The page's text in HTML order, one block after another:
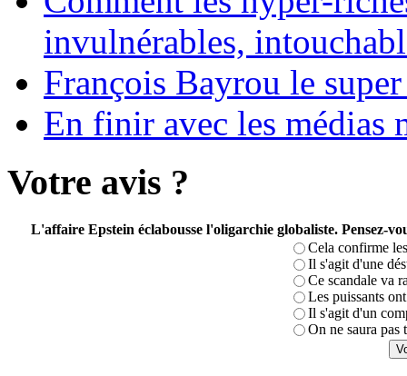
invulnérables,
François Bayrou le
En finir avec les médias
Votre avis ?
L'affaire Epstein éclabousse l'oligarchie globaliste. Pensez-
Cela confirme
Il s'agit d'une
Ce scandale va
Les puissants
Il s'agit d'un
On ne saura pas